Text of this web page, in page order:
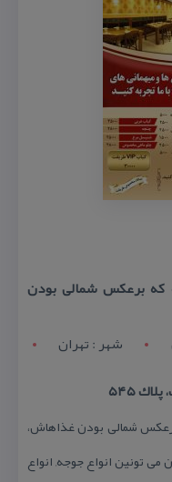
كه برعكس شمالی بودن
شهر : تهران
۵۴۵
شمالی بودن غذاهاش،
تونین انواع جوجه, انواع